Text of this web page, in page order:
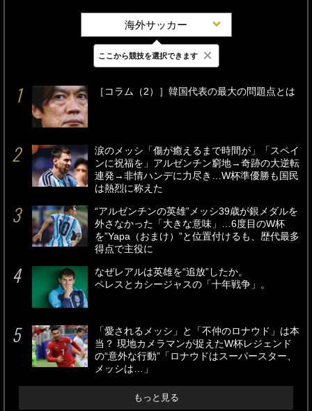
海外サッカー
最新 24時間 週間
［コラム（2）］韓国代表の最大の問題点とは
涙のメッシ「傷が癒えるまで時間が」「スペイ
ンに祝福を」アルゼンチン窮地→奇跡の大逆転
連発→非情ハンデに力尽き…W杯準優勝も国民
は熱烈に称えた
“アルゼンチンの英雄”メッシ39歳が銀メダルを
外さなかった「大きな意味」…6度目のW杯
を”Yapa（おまけ）”と位置付けるも、歴代最多
得点で主役に
なぜレアルは英雄を“追放”したか。
ペレスとカシージャスの「十年戦争」。
「愛されるメッシ」と「不仲のロナウド」は本
当？ 現地カメラマンが捉えたW杯レジェンド
の“意外な行動”「ロナウドはスーパースター、
メッシは…」
もっと見る
ここから競技を選択できます ×